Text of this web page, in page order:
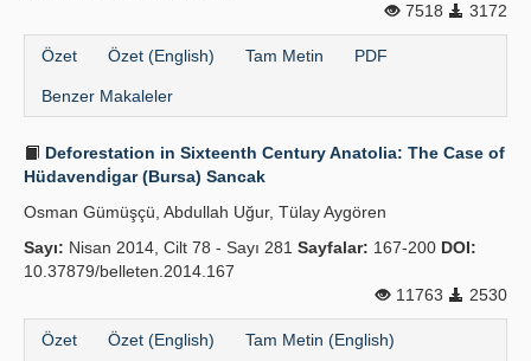
7518
3172
Özet Özet (English) Tam Metin PDF
Benzer Makaleler
Deforestation in Sixteenth Century Anatolia: The Case of
Hüdavendi̇gar (Bursa) Sancak
Osman Gümüşçü, Abdullah Uğur, Tülay Aygören
Sayı: Nisan 2014, Cilt 78 - Sayı 281 Sayfalar: 167-200 DOI:
10.37879/belleten.2014.167
11763
2530
Özet Özet (English) Tam Metin (English)